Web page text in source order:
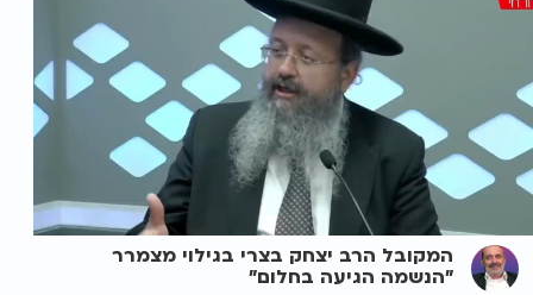
המקובל הרב יצחק בצרי בגילוי מצמרר
"הנשמה הגיעה בחלום"